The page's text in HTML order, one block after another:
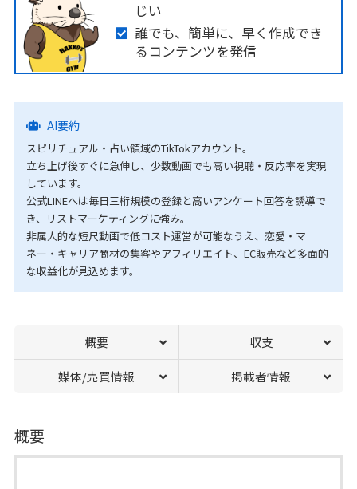
じい
誰でも、簡単に、早く作成でき
るコンテンツを発信
AI要約
スピリチュアル・占い領域のTikTokアカウント。
立ち上げ後すぐに急伸し、少数動画でも高い視聴・反応率を実現
しています。
公式LINEへは毎日三桁規模の登録と高いアンケート回答を誘導で
き、リストマーケティングに強み。
非属人的な短尺動画で低コスト運営が可能なうえ、恋愛・マ
ネー・キャリア商材の集客やアフィリエイト、EC販売など多面的
な収益化が見込めます。
概要 収支
媒体/売買情報 掲載者情報
概要